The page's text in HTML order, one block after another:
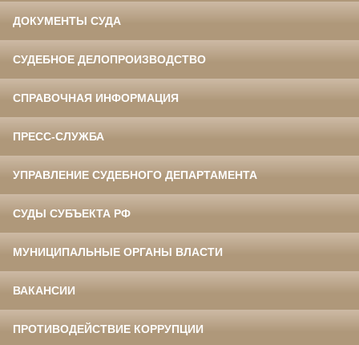
ДОКУМЕНТЫ СУДА
СУДЕБНОЕ ДЕЛОПРОИЗВОДСТВО
СПРАВОЧНАЯ ИНФОРМАЦИЯ
ПРЕСС-СЛУЖБА
УПРАВЛЕНИЕ СУДЕБНОГО ДЕПАРТАМЕНТА
СУДЫ СУБЪЕКТА РФ
МУНИЦИПАЛЬНЫЕ ОРГАНЫ ВЛАСТИ
ВАКАНСИИ
ПРОТИВОДЕЙСТВИЕ КОРРУПЦИИ